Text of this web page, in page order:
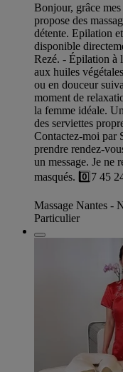
Bonjour, grâce
propose des
détente. Epilation
disponible
Rezé. - Épilation à
aux huiles
ou en douceur
moment de
la femme idéale.
des serviettes
Contactez-moi par
prendre rendez-
un message. Je ne
masqués. 0️⃣7 45
Massage Nantes -
Particulier